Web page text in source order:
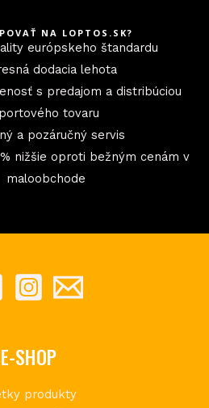
NA LOPTOS.SK?
európskeho štandardu
dodacia lehota
s predajom a distribúciou
tovaru
a pozáručný servis
nižšie oproti bežným cenám v
maloobchode
E-SHOP
produkty